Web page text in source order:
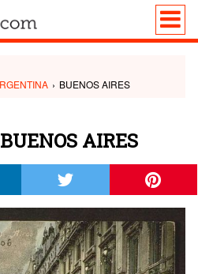
› BUENOS AIRES
AIRES